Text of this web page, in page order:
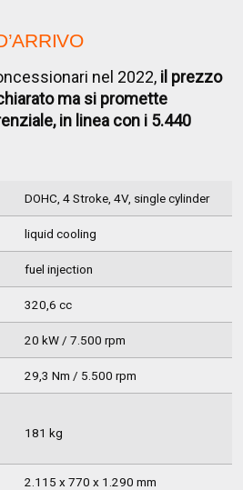
nel 2022, il prezzo
ma si promette
in linea con i 5.440
DOHC, 4 Stroke, 4V, single cylinder
liquid cooling
fuel injection
320,6 cc
20 kW / 7.500 rpm
29,3 Nm / 5.500 rpm
181 kg
2.115 x 770 x 1.290 mm